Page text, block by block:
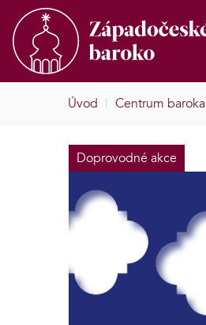
Úvod | Centrum baroka
Doprovodné akce